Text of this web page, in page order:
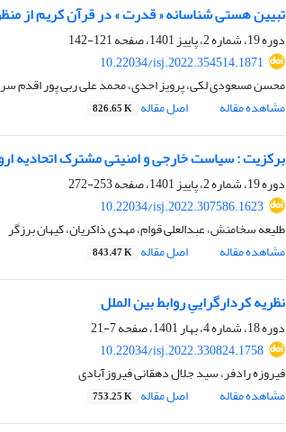
تبیین هستی شناسانه « قدرت » در قرآن کریم از
دوره 19، شماره 2، پاییز 1401، صفحه
121-142
10.22034/isj.2022.354514.1871
محسن مسعودی لکی، پرویز احدی، محمد علی ربی پور اقدم
مشاهده مقاله
اصل مقاله 826.65 K
برکزیت : سیاست خارجی و امنیتی مشترک اتحادیه
دوره 19، شماره 2، پاییز 1401، صفحه
253-272
10.22034/isj.2022.307586.1623
طلیعه سخامنش، عبدالعلی قوام، مهدی ذاکریان، کیهان برزگر
مشاهده مقاله
اصل مقاله 843.47 K
نظریه کردارگراییِ روابط بین الملل
دوره 18، شماره 4، بهار 1401، صفحه
7-21
10.22034/isj.2022.330824.1758
فیروزه رادفر، سید جلال دهقانی فیروزآبادی
مشاهده مقاله
اصل مقاله 753.25 K